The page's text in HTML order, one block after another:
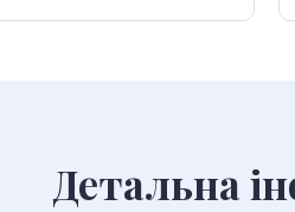
Детальна